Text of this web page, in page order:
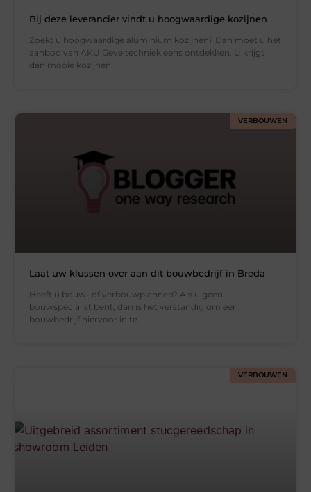
Bij deze leverancier vindt u hoogwaardige kozijnen
Zoekt u hoogwaardige aluminium kozijnen? Dan moet u het
aanbod van AKU Geveltechniek eens ontdekken. U krijgt
dan mooie kozijnen
VERBOUWEN
Laat uw klussen over aan dit bouwbedrijf in Breda
Heeft u bouw- of verbouwplannen? Als u geen
bouwspecialist bent, dan is het verstandig om een
bouwbedrijf hiervoor in te
VERBOUWEN